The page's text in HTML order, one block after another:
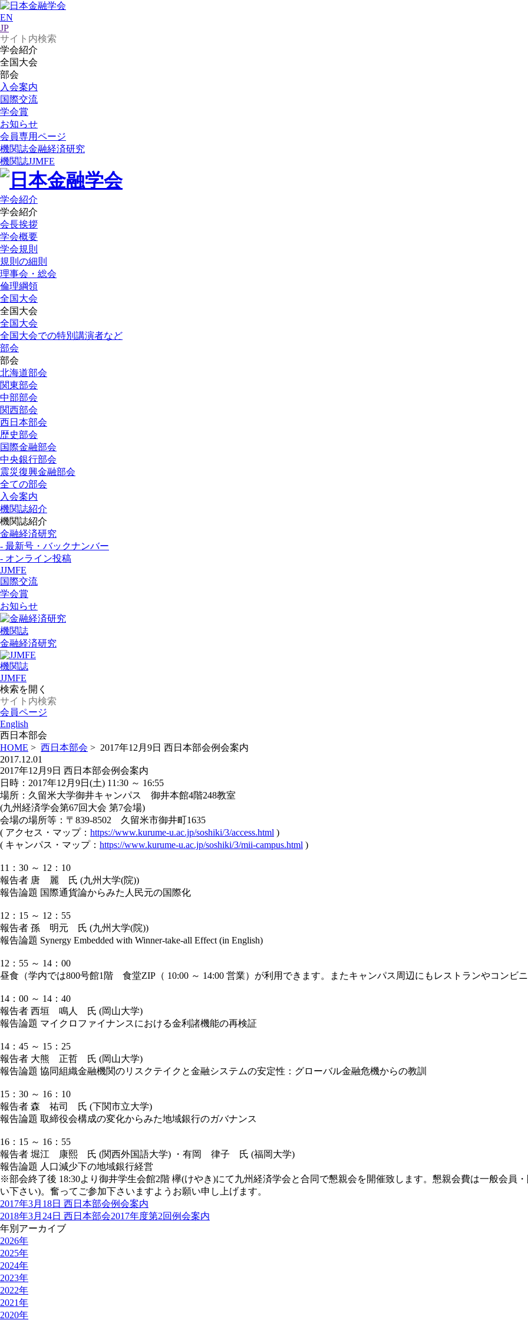
EN
JP
学会紹介
全国大会
部会
入会案内
国際交流
学会賞
お知らせ
会員専用ページ
機関誌金融経済研究
機関誌JJMFE
学会紹介
学会紹介
会長挨拶
学会概要
学会規則
規則の細則
理事会・総会
倫理綱領
全国大会
全国大会
全国大会
全国大会での特別講演者など
部会
部会
北海道部会
関東部会
中部部会
関西部会
西日本部会
歴史部会
国際金融部会
中央銀行部会
震災復興金融部会
全ての部会
入会案内
機関誌紹介
機関誌紹介
金融経済研究
- 最新号・バックナンバー
- オンライン投稿
JJMFE
国際交流
学会賞
お知らせ
機関誌
金融経済研究
機関誌
JJMFE
検索を開く
会員ページ
English
西日本部会
HOME > 西日本部会 > 2017年12月9日 西日本部会例会案内
2017.12.01
2017年12月9日 西日本部会例会案内
日時：2017年12月9日(土) 11:30 ～ 16:55
場所：久留米大学御井キャンパス 御井本館4階248教室
(九州経済学会第67回大会 第7会場)
会場の場所等：〒839-8502 久留米市御井町1635
( アクセス・マップ： https://www.kurume-u.ac.jp/soshiki/3/access.html )
( キャンパス・マップ： https://www.kurume-u.ac.jp/soshiki/3/mii-campus.html )
11：30 ～ 12：10
報告者 唐 麗 氏 (九州大学(院))
報告論題 国際通貨論からみた人民元の国際化
12：15 ～ 12：55
報告者 孫 明元 氏 (九州大学(院))
報告論題 Synergy Embedded with Winner-take-all Effect (in English)
12：55 ～ 14：00
昼食（学内では800号館1階 食堂ZIP（ 10:00 ～ 14:00 営業）が利用できます。またキャンパス周辺にもレストランやコンビニ
14：00 ～ 14：40
報告者 西垣 鳴人 氏 (岡山大学)
報告論題 マイクロファイナンスにおける金利諸機能の再検証
14：45 ～ 15：25
報告者 大熊 正哲 氏 (岡山大学)
報告論題 協同組織金融機関のリスクテイクと金融システムの安定性：グローバル金融危機からの教訓
15：30 ～ 16：10
報告者 森 祐司 氏 (下関市立大学)
報告論題 取締役会構成の変化からみた地域銀行のガバナンス
16：15 ～ 16：55
報告者 堀江 康熙 氏 (関西外国語大学) ・有岡 律子 氏 (福岡大学)
報告論題 人口減少下の地域銀行経営
※部会終了後 18:30より御井学生会館2階 欅(けやき)にて九州経済学会と合同で懇親会を開催致します。懇親会費は一般会員
い下さい)。奮ってご参加下さいますようお願い申し上げます。
2017年3月18日 西日本部会例会案内
2018年3月24日 西日本部会2017年度第2回例会案内
年別アーカイブ
2026年
2025年
2024年
2023年
2022年
2021年
2020年